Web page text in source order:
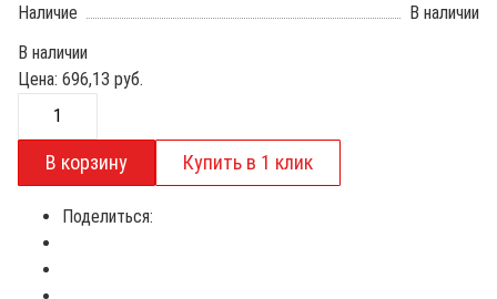
Наличие
В наличии
В наличии
Цена: 696,13 руб.
Поделиться: